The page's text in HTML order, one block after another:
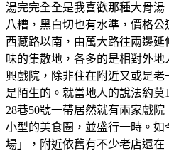
湯完完全全是我喜歡那種大骨
八糟，黑白切也有水準，價格
西藏路以南，由萬大路往兩邊
味的集散地，各多的是相對外
興戲院，除非住在附近又或是
是陌生的。就當地人的說法約莫
28巷50號一帶居然就有兩家戲
小型的美食圈，並盛行一時。
場」，附近依舊有不少老店還在